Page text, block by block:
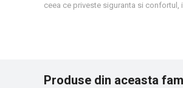
ceea ce priveste siguranta si
Produse din aceasta